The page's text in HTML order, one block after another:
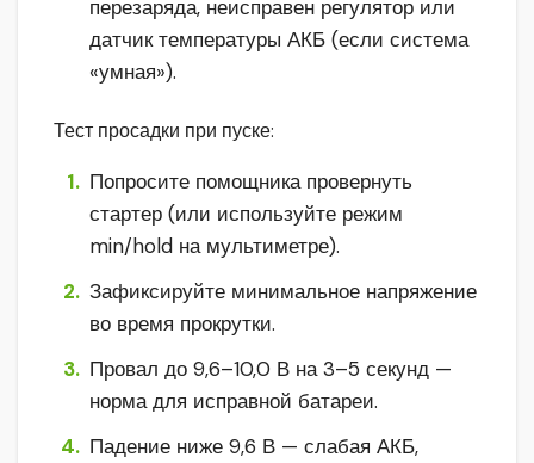
перезаряда, неисправен регулятор или
датчик температуры АКБ (если система
«умная»).
Тест просадки при пуске:
Попросите помощника провернуть
стартер (или используйте режим
min/hold на мультиметре).
Зафиксируйте минимальное напряжение
во время прокрутки.
Провал до 9,6–10,0 В на 3–5 секунд —
норма для исправной батареи.
Падение ниже 9,6 В — слабая АКБ,